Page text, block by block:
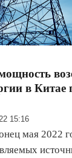
в Китае
15:16
мая 2022